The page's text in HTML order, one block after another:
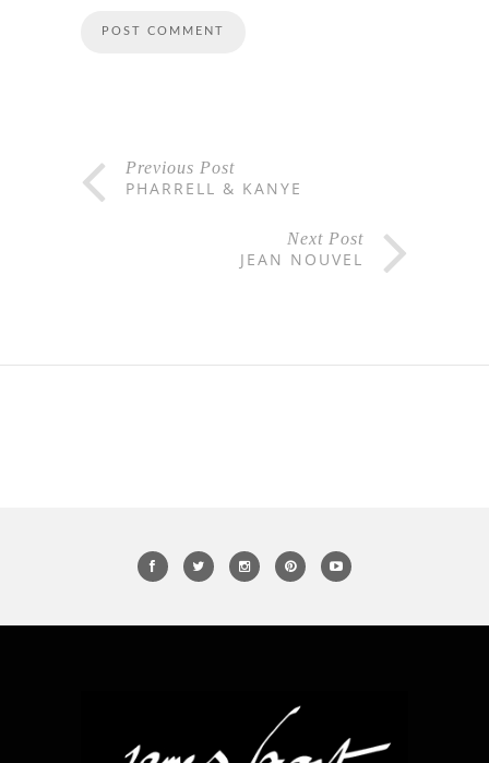
Previous Post
PHARRELL & KANYE
Next Post
JEAN NOUVEL